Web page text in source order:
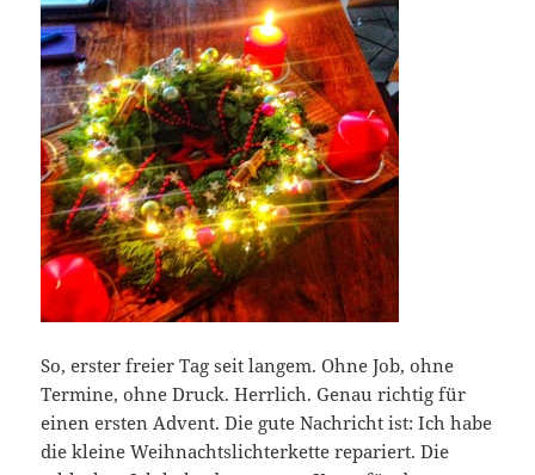
So, erster freier Tag seit langem. Ohne Job, ohne
Termine, ohne Druck. Herrlich. Genau richtig für
einen ersten Advent. Die gute Nachricht ist: Ich habe
die kleine Weihnachtslichterkette repariert. Die